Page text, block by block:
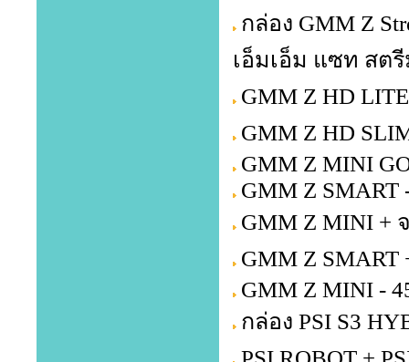
กล่อง GMM Z
เอ็มเอ็ม แซท สตรี
GMM Z HD
GMM Z HD
GMM Z MINI
GMM Z SMART
GMM Z MINI +
GMM Z SMART
GMM Z MINI -
กล่อง PSI S3